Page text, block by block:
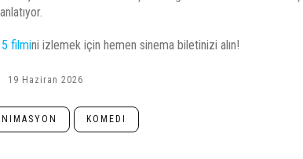
5 filmini izlemek için hemen sinema biletinizi alın!
19 Haziran 2026
KOMEDI